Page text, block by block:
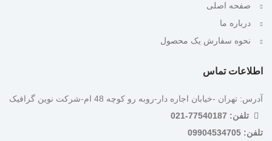
صفحه اصلی
درباره ما
نحوه سفارش یک محصول
اطلاعات تماس
آدرس: تهران -خیابان اجاره دار-روبه رو کوچه 48 ام-شرکت نوین گرافیک
تلفن: 77540187-021
تلفن: 09904534705